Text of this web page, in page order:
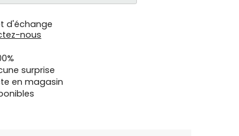
d'échange
nous
surprise
en magasin